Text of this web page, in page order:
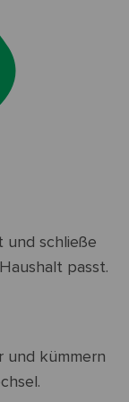
und schließe
passt.
und kümmern